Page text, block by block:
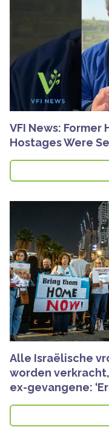
VFI News: Former
Hostages Were
Alle Israëlische
worden
ex-gevangene: